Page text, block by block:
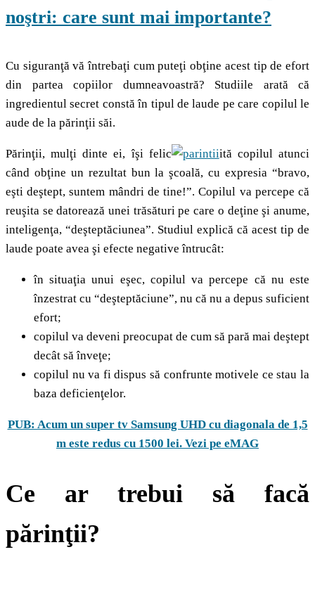
noştri: care sunt mai importante?
Cu siguranţă vă întrebaţi cum puteţi obţine acest tip de efort
din partea copiilor dumneavoastră? Studiile arată că
ingredientul secret constă în tipul de laude pe care copilul le
aude de la părinţii săi.
Părinţii, mulţi dinte ei, îşi felic
ită copilul atunci
când obţine un rezultat bun la şcoală, cu expresia “bravo,
eşti deştept, suntem mândri de tine!”. Copilul va percepe că
reuşita se datorează unei trăsături pe care o deţine şi anume,
inteligenţa, “deşteptăciunea”. Studiul explică că acest tip de
laude poate avea şi efecte negative întrucât:
în situaţia unui eşec, copilul va percepe că nu este
înzestrat cu “deşteptăciune”, nu că nu a depus suficient
efort;
copilul va deveni preocupat de cum să pară mai deştept
decât să înveţe;
copilul nu va fi dispus să confrunte motivele ce stau la
baza deficienţelor.
PUB: Acum un super tv Samsung UHD cu diagonala de 1,5
m este redus cu 1500 lei. Vezi pe eMAG
Ce ar trebui să facă
părinţii?